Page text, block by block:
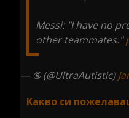
Messi: "I have no
other teammates."
— ® (@UltraAutistic)
Какво си